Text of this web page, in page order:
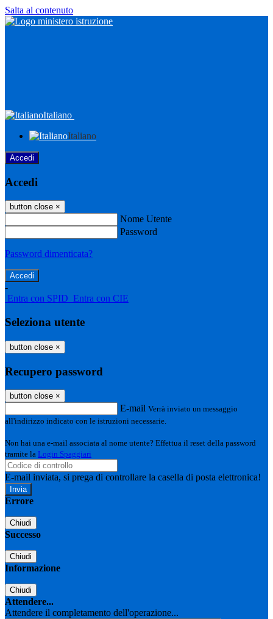
Salta al contenuto
Italiano
Italiano
Accedi
Accedi
button close ×
Nome Utente
Password
Password dimenticata?
-
Entra con SPID Entra con CIE
Seleziona utente
button close ×
Recupero password
button close ×
E-mail Verrà inviato un messaggio
all'indirizzo indicato con le istruzioni necessarie.
Non hai una e-mail associata al nome utente? Effettua il reset della password
tramite la Login Spaggiari
E-mail inviata, si prega di controllare la casella di posta elettronica!
Errore
Chiudi
Successo
Chiudi
Informazione
Chiudi
Attendere...
Attendere il completamento dell'operazione...